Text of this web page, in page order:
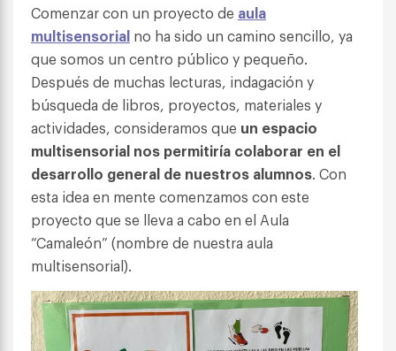
Comenzar con un proyecto de aula
multisensorial no ha sido un camino sencillo, ya
que somos un centro público y pequeño.
Después de muchas lecturas, indagación y
búsqueda de libros, proyectos, materiales y
actividades, consideramos que un espacio
multisensorial nos permitiría colaborar en el
desarrollo general de nuestros alumnos. Con
esta idea en mente comenzamos con este
proyecto que se lleva a cabo en el Aula
“Camaleón” (nombre de nuestra aula
multisensorial).